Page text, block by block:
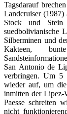
Tagsdarauf
Landcruiser (1987)
Stock und
suedbolivianische
Silberminen und
Kakteen,
San Antonio de
verbringen. Um 5
wieder auf, um
inmitten der Lipez-
Paesse schreiten
nicht